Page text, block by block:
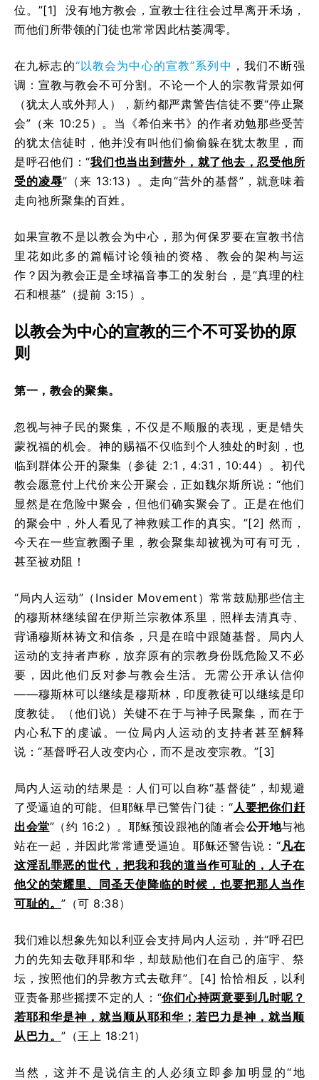
位。”[1] 没有地方教会，宣教士往往会过早离开禾场，
而他们所带领的门徒也常常因此枯萎凋零。
在九标志的“以教会为中心的宣教”系列中 ，我们不断强
调：宣教与教会不可分割。不论一个人的宗教背景如何
（犹太人或外邦人），新约都严肃警告信徒不要“停止聚
会”（来 10:25）。当《希伯来书》的作者劝勉那些受苦
的犹太信徒时，他并没有叫他们偷偷躲在犹太教里，而
是呼召他们：“我们也当出到营外，就了他去，忍受他所
受的凌辱”（来 13:13）。走向“营外的基督”，就意味着
走向祂所聚集的百姓。
如果宣教不是以教会为中心，那为何保罗要在宣教书信
里花如此多的篇幅讨论领袖的资格、教会的架构与运
作？因为教会正是全球福音事工的发射台，是“真理的柱
石和根基”（提前 3:15）。
以教会为中心的宣教的三个不可妥协的原
则
第一，教会的聚集。
忽视与神子民的聚集，不仅是不顺服的表现，更是错失
蒙祝福的机会。神的赐福不仅临到个人独处的时刻，也
临到群体公开的聚集（参徒 2:1，4:31，10:44）。初代
教会愿意付上代价来公开聚会，正如魏尔斯所说：“他们
显然是在危险中聚会，但他们确实聚会了。正是在他们
的聚会中，外人看见了神救赎工作的真实。”[2] 然而，
今天在一些宣教圈子里，教会聚集却被视为可有可无，
甚至被劝阻！
“局内人运动”（Insider Movement）常常鼓励那些信主
的穆斯林继续留在伊斯兰宗教体系里，照样去清真寺、
背诵穆斯林祷文和信条，只是在暗中跟随基督。局内人
运动的支持者声称，放弃原有的宗教身份既危险又不必
要，因此他们反对参与教会生活。无需公开承认信仰
——穆斯林可以继续是穆斯林，印度教徒可以继续是印
度教徒。（他们说）关键不在于与神子民聚集，而在于
内心私下的虔诚。一位局内人运动的支持者甚至解释
说：“基督呼召人改变内心，而不是改变宗教。”[3]
局内人运动的结果是：人们可以自称“基督徒”，却规避
了受逼迫的可能。但耶稣早已警告门徒：“ 人要把你们赶
出会堂”（约 16:2）。耶稣预设跟祂的随者会公开地与祂
站在一起，并因此常常遭受逼迫。耶稣还警告说：“凡在
这淫乱罪恶的世代，把我和我的道当作可耻的，人子在
他父的荣耀里、同圣天使降临的时候，也要把那人当作
可耻的。 ”（可 8:38）
我们难以想象先知以利亚会支持局内人运动，并“呼召巴
力的先知去敬拜耶和华，却鼓励他们在自己的庙宇、祭
坛，按照他们的异教方式去敬拜”。[4] 恰恰相反，以利
亚责备那些摇摆不定的人：“你们心持两意要到几时呢？
若耶和华是神，就当顺从耶和华；若巴力是神，就当顺
从巴力。 ”（王上 18:21）
当然，这并不是说信主的人必须立即参加明显的“地